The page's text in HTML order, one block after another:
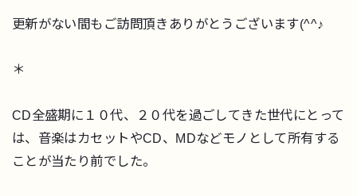
更新がない間もご訪問頂きありがとうございます(^^♪
＊
CD全盛期に１０代、２０代を過ごしてきた世代にとって
は、音楽はカセットやCD、MDなどモノとして所有する
ことが当たり前でした。